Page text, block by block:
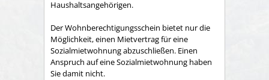
Haushaltsangehörigen.
Der Wohnberechtigungsschein bietet nur die
Möglichkeit, einen Mietvertrag für eine
Sozialmietwohnung abzuschließen. Einen
Anspruch auf eine Sozialmietwohnung haben
Sie damit nicht.